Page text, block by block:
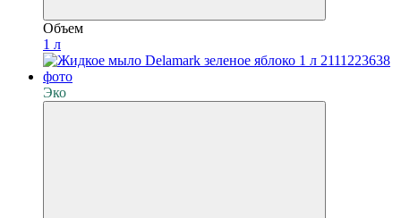
Объем
1 л
Эко